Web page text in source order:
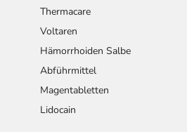
Thermacare
Voltaren
Hämorrhoiden Salbe
Abführmittel
Magentabletten
Lidocain